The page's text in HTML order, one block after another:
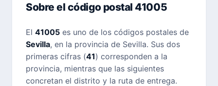
Sobre el código postal 41005
El 41005 es uno de los códigos postales de
Sevilla, en la provincia de Sevilla. Sus dos
primeras cifras (41) corresponden a la
provincia, mientras que las siguientes
concretan el distrito y la ruta de entrega.